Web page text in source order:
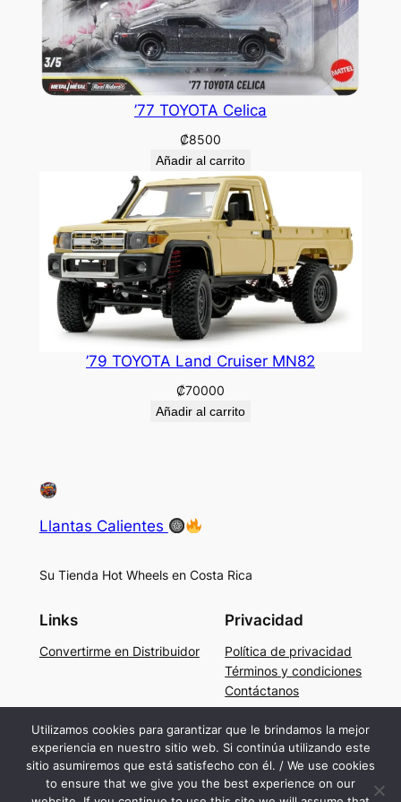
’77 TOYOTA Celica
₡8500
Añadir al carrito
’79 TOYOTA Land Cruiser MN82
₡70000
Añadir al carrito
Llantas Calientes
Su Tienda Hot Wheels en Costa Rica
Links
Convertirme en Distribuidor
Privacidad
Política de privacidad
Términos y condiciones
Contáctanos
Social
Facebook
Instagram
TikTok
Utilizamos cookies para garantizar que le brindamos la mejor
experiencia en nuestro sitio web. Si continúa utilizando este
sitio asumiremos que está satisfecho con él. / We use cookies
to ensure that we give you the best experience on our